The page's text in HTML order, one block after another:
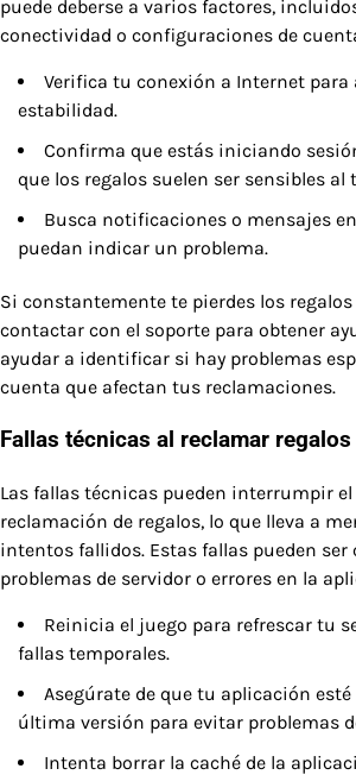
puede deberse a varios factores,
conectividad o configuraciones de
Verifica tu conexión a Internet para
estabilidad.
Confirma que estás iniciando
que los regalos suelen ser sensibles al
Busca notificaciones o mensajes
puedan indicar un problema.
Si constantemente te pierdes los
contactar con el soporte para obtener
ayudar a identificar si hay problemas
cuenta que afectan tus reclamaciones.
Fallas técnicas al reclamar regalos
Las fallas técnicas pueden interrumpir el
reclamación de regalos, lo que lleva a
intentos fallidos. Estas fallas pueden ser
problemas de servidor o errores en la
Reinicia el juego para refrescar tu
fallas temporales.
Asegúrate de que tu aplicación
última versión para evitar problemas
Intenta borrar la caché de la